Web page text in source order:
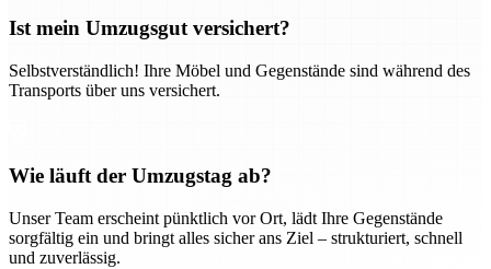
Ist mein Umzugsgut versichert?
Selbstverständlich! Ihre Möbel und Gegenstände sind während des
Transports über uns versichert.
Wie läuft der Umzugstag ab?
Unser Team erscheint pünktlich vor Ort, lädt Ihre Gegenstände
sorgfältig ein und bringt alles sicher ans Ziel – strukturiert, schnell
und zuverlässig.